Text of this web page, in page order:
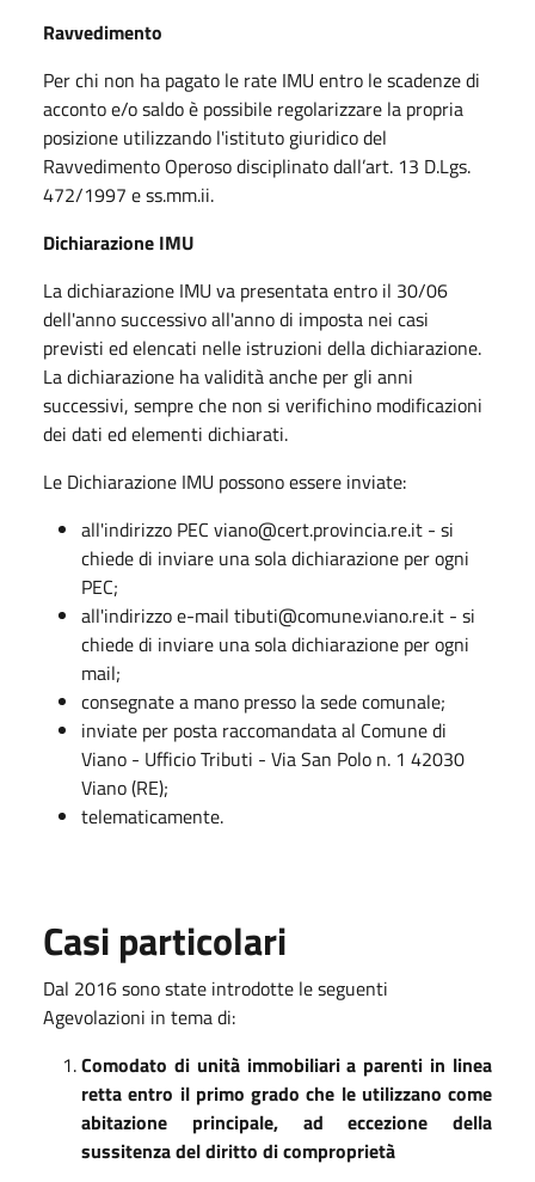
Ravvedimento
Per chi non ha pagato le rate IMU entro le scadenze di
acconto e/o saldo è possibile regolarizzare la propria
posizione utilizzando l'istituto giuridico del
Ravvedimento Operoso disciplinato dall’art. 13 D.Lgs.
472/1997 e ss.mm.ii.
Dichiarazione IMU
La dichiarazione IMU va presentata entro il 30/06
dell'anno successivo all'anno di imposta nei casi
previsti ed elencati nelle istruzioni della dichiarazione.
La dichiarazione ha validità anche per gli anni
successivi, sempre che non si verifichino modificazioni
dei dati ed elementi dichiarati.
Le Dichiarazione IMU possono essere inviate:
all'indirizzo PEC viano@cert.provincia.re.it - si
chiede di inviare una sola dichiarazione per ogni
PEC;
all'indirizzo e-mail tibuti@comune.viano.re.it - si
chiede di inviare una sola dichiarazione per ogni
mail;
consegnate a mano presso la sede comunale;
inviate per posta raccomandata al Comune di
Viano - Ufficio Tributi - Via San Polo n. 1 42030
Viano (RE);
telematicamente.
Casi particolari
Dal 2016 sono state introdotte le seguenti
Agevolazioni in tema di:
Comodato di unità immobiliari a parenti in linea
retta entro il primo grado che le utilizzano come
abitazione principale, ad eccezione della
sussitenza del diritto di comproprietà